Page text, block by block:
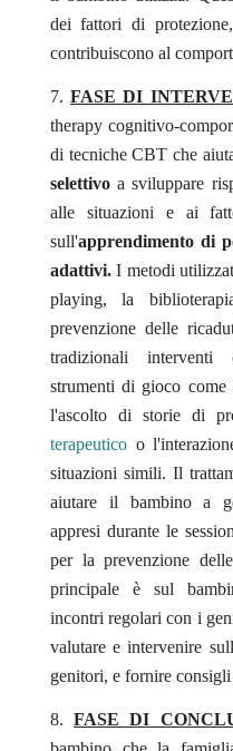
dei fattori di
contribuiscono al
FASE DI
therapy cognitivo-
di tecniche CBT che
selettivoa sviluppare
alle situazioni e ai
sull'apprendimento di
adattivi.I metodi
playing, la
prevenzione delle
tradizionali interventi
strumenti di gioco
l'ascolto di storie di
terapeuticoo
situazioni simili. Il
aiutare il bambino a
appresi durante le
per la prevenzione
principale è sul
incontri regolari con i
valutare e intervenire
genitori, e fornire consigli
FASE DI